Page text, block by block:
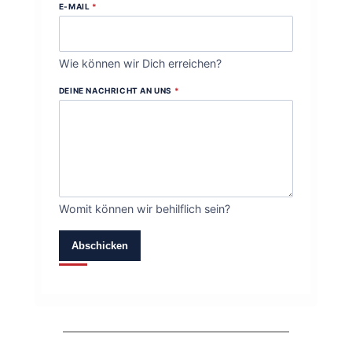
E-MAIL *
Wie können wir Dich erreichen?
DEINE NACHRICHT AN UNS *
Womit können wir behilflich sein?
Abschicken